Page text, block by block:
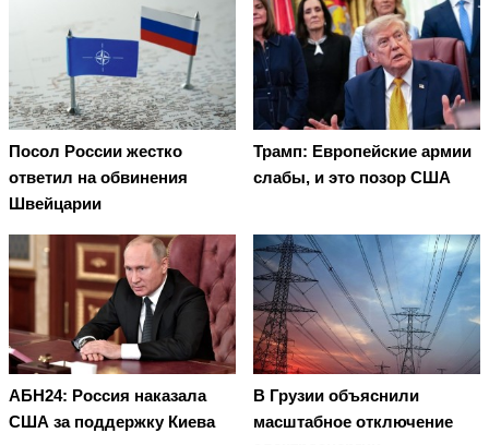
Посол России жестко
ответил на обвинения
Швейцарии
Трамп: Европейские армии
слабы, и это позор США
АБН24: Россия наказала
США за поддержку Киева
В Грузии объяснили
масштабное отключение